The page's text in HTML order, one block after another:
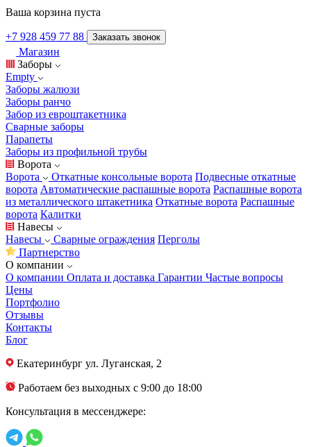
Ваша корзина пуста
+7 928 459 77 88 Заказать звонок
Магазин
Заборы
Empty
Заборы жалюзи
Заборы ранчо
Забор из евроштакетника
Сварные заборы
Парапеты
Заборы из профильной трубы
Ворота
Ворота
Откатные консольные ворота Подвесные откатные
ворота Автоматические распашные ворота Распашные ворота
из металлического штакетника Откатные ворота Распашные
ворота Калитки
Навесы
Навесы
Сварные ограждения Перголы
Партнерство
О компании
О компании Оплата и доставка Гарантии Частые вопросы
Цены
Портфолио
Отзывы
Контакты
Блог
Екатеринбург ул. Луганская, 2
Работаем без выходных с 9:00 до 18:00
Консультация в мессенджере: